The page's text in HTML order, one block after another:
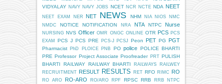
VIDYALAY NAVY NAVY JOBS NCET NCR NCTE NDA NEET
NEET EXAM NER NET NEWS NHM NIA NIOS
NMC
NMDC
NOTICE NOTIFICATION NRA NTA NTPC Nurse
NURSING NVS Officer OMR ONGC ONLINE OTR PCS PCS
EXAM
PCS J PCS PRE PCS-J PCSJ Peon PET PG PGT
Pharmacist PhD PLOICE PNB PO police POLICE BHARTI
PRE Professor Project Associate Proofreader PRT PULISH
BHARTI
RAILWAY RAILWAY BHARTI RAILWAYS
RAILWEY
RECRUITMENT RESULT RESULTS RET RFO RIMC RO
RO ARO RO-ARO RO/ARO RPF RPSC RRB
RRB NTPC